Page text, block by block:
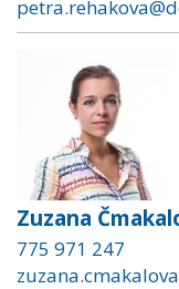
Zuzana
775 971 247